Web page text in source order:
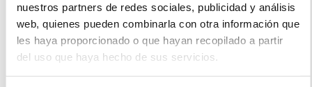
nuestros partners de redes sociales, publicidad y análisis
web, quienes pueden combinarla con otra información que
les haya proporcionado o que hayan recopilado a partir
del uso que haya hecho de sus servicios.
Para mi ,es el coche k keria ,ahora lo tengo y más contento y
satisfecho no puedo estar es enorme pero normal para una